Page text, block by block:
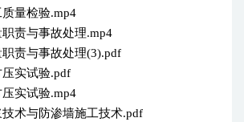
量检验.mp4
责与事故处理.mp4
责与事故处理(3).pdf
压实试验.pdf
实试验.mp4
术与防渗墙施工技术.pdf